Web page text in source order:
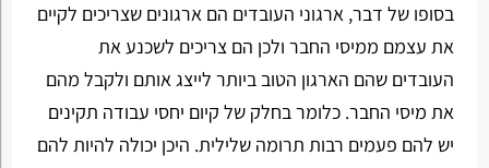
בסופו של דבר, ארגוני העובדים הם ארגונים שצריכים לקיים
את עצמם ממיסי החבר ולכן הם צריכים לשכנע את
העובדים שהם הארגון הטוב ביותר לייצג אותם ולקבל מהם
את מיסי החבר. כלומר בחלק של קיום יחסי עבודה תקינים
יש להם פעמים רבות תרומה שלילית. היכן יכולה להיות להם